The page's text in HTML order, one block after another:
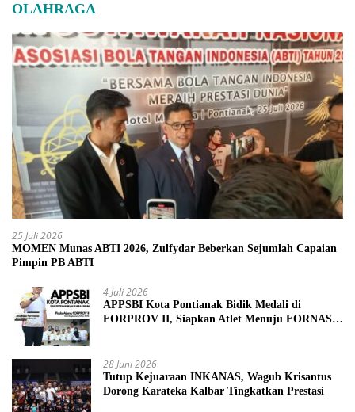
OLAHRAGA
25 Juli 2026
MOMEN Munas ABTI 2026, Zulfydar Beberkan Sejumlah Capaian
Pimpin PB ABTI
4 Juli 2026
APPSBI Kota Pontianak Bidik Medali di
FORPROV II, Siapkan Atlet Menuju FORNAS
28 Juni 2026
Tutup Kejuaraan INKANAS, Wagub Krisantus
Dorong Karateka Kalbar Tingkatkan Prestasi